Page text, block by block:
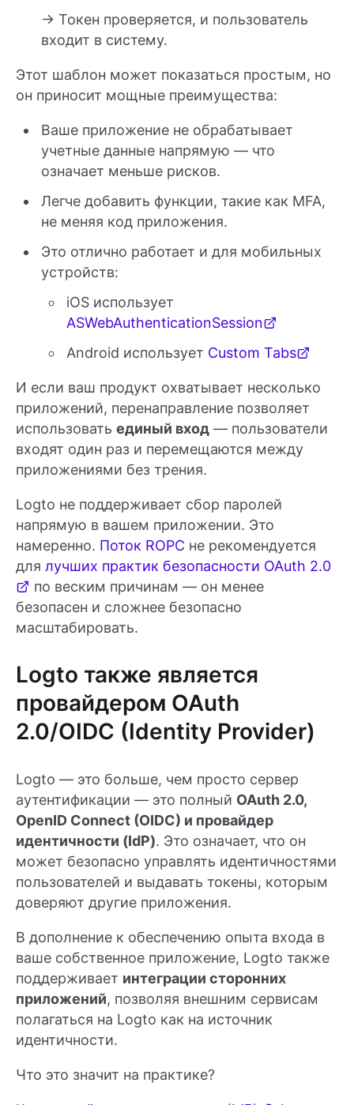
→ Токен проверяется, и пользователь
входит в систему.
Этот шаблон может показаться простым, но
он приносит мощные преимущества:
Ваше приложение не обрабатывает
учетные данные напрямую — что
означает меньше рисков.
Легче добавить функции, такие как MFA,
не меняя код приложения.
Это отлично работает и для мобильных
устройств:
iOS использует
ASWebAuthenticationSession
Android использует Custom Tabs
И если ваш продукт охватывает несколько
приложений, перенаправление позволяет
использовать единый вход — пользователи
входят один раз и перемещаются между
приложениями без трения.
Logto не поддерживает сбор паролей
напрямую в вашем приложении. Это
намеренно. Поток ROPC не рекомендуется
для лучших практик безопасности OAuth 2.0
по веским причинам — он менее
безопасен и сложнее безопасно
масштабировать.
Logto также является
провайдером OAuth
2.0/OIDC (Identity Provider)
Logto — это больше, чем просто сервер
аутентификации — это полный OAuth 2.0,
OpenID Connect (OIDC) и провайдер
идентичности (IdP). Это означает, что он
может безопасно управлять идентичностями
пользователей и выдавать токены, которым
доверяют другие приложения.
В дополнение к обеспечению опыта входа в
ваше собственное приложение, Logto также
поддерживает интеграции сторонних
приложений, позволяя внешним сервисам
полагаться на Logto как на источник
идентичности.
Что это значит на практике?